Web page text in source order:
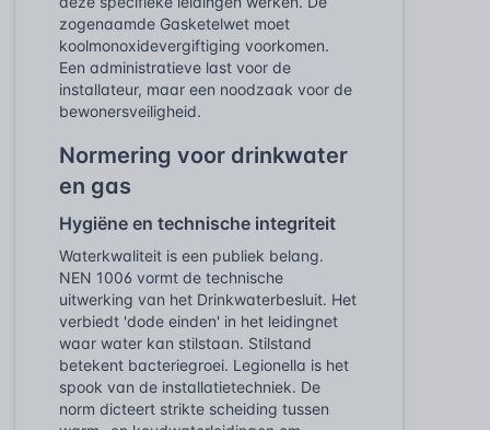
zogenaamde Gasketelwet moet
koolmonoxidevergiftiging voorkomen.
Een administratieve last voor de
installateur, maar een noodzaak voor de
bewonersveiligheid.
Normering voor drinkwater
en gas
Hygiëne en technische integriteit
Waterkwaliteit is een publiek belang.
NEN 1006 vormt de technische
uitwerking van het Drinkwaterbesluit. Het
verbiedt 'dode einden' in het leidingnet
waar water kan stilstaan. Stilstand
betekent bacteriegroei. Legionella is het
spook van de installatietechniek. De
norm dicteert strikte scheiding tussen